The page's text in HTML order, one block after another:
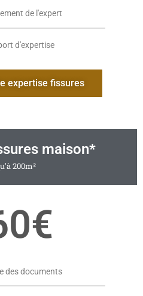
de l'expert
d'expertise
expertise fissures
maison*
200m²
des documents